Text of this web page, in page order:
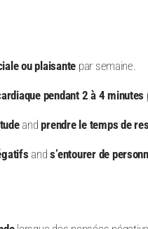
ou plaisante par semaine.
pendant 2 à 4 minutes
andprendre le temps de
ands’entourer de